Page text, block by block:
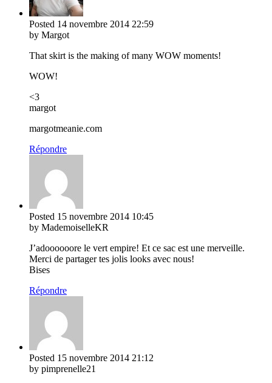
Posted 14 novembre 2014 22:59
by Margot
That skirt is the making of many WOW moments!
WOW!
<3
margot
margotmeanie.com
Répondre
Posted 15 novembre 2014 10:45
by MademoiselleKR
J’adoooooore le vert empire! Et ce sac est une merveille.
Merci de partager tes jolis looks avec nous!
Bises
Répondre
Posted 15 novembre 2014 21:12
by pimprenelle21